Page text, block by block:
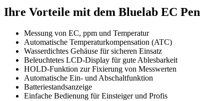
Ihre Vorteile mit dem Bluelab EC Pen
Messung von EC, ppm und Temperatur
Automatische Temperaturkompensation (ATC)
Wasserdichtes Gehäuse für sicheren Einsatz
Beleuchtetes LCD-Display für gute Ablesbarkeit
HOLD-Funktion zur Fixierung von Messwerten
Automatische Ein- und Abschaltfunktion
Batteriestandsanzeige
Einfache Bedienung für Einsteiger und Profis